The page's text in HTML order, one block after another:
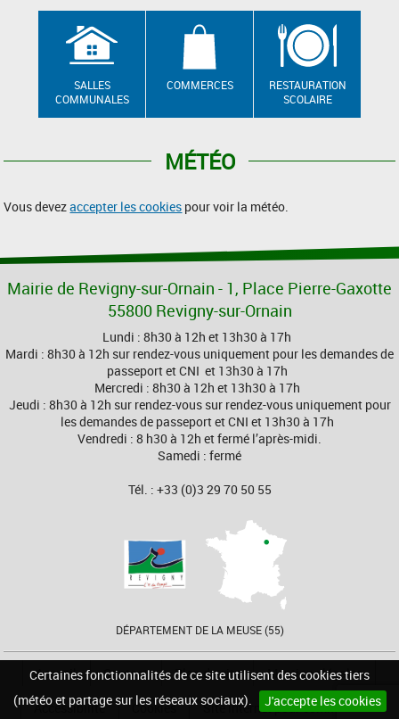
Certaines fonctionnalités de ce site utilisent des cookies tiers
(météo et partage sur les réseaux sociaux).
J'accepte les cookies
SALLES
COMMUNALES
COMMERCES
RESTAURATION
SCOLAIRE
MÉTÉO
Vous devezaccepter les cookies pour voir la météo.
Mairie de Revigny-sur-Ornain - 1, Place Pierre-Gaxotte
55800 Revigny-sur-Ornain
Lundi : 8h30 à 12h et 13h30 à 17h
Mardi : 8h30 à 12h sur rendez-vous uniquement pour les demandes de
passeport et CNI et 13h30 à 17h
Mercredi : 8h30 à 12h et 13h30 à 17h
Jeudi : 8h30 à 12h sur rendez-vous sur rendez-vous uniquement pour
les demandes de passeport et CNI et 13h30 à 17h
Vendredi : 8 h30 à 12h et fermé l’après-midi.
Samedi : fermé
Tél. : +33 (0)3 29 70 50 55
DÉPARTEMENT DE LA MEUSE (55)
Accueil Contact Plan du site Mentions légales
Accessibilité Cookies Site internet pour communes